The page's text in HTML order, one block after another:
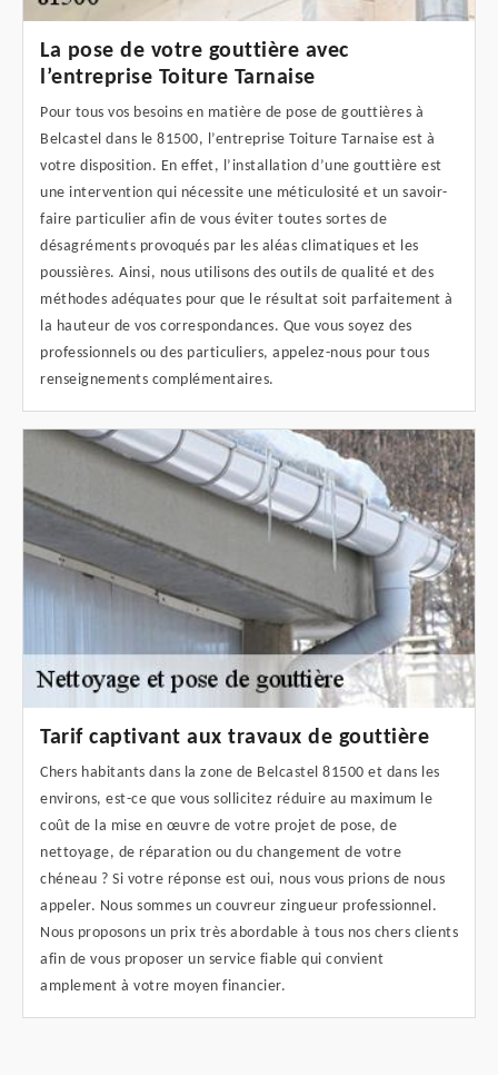
La pose de votre gouttière avec
l’entreprise Toiture Tarnaise
Pour tous vos besoins en matière de pose de gouttières à
Belcastel dans le 81500, l’entreprise Toiture Tarnaise est à
votre disposition. En effet, l’installation d’une gouttière est
une intervention qui nécessite une méticulosité et un savoir-
faire particulier afin de vous éviter toutes sortes de
désagréments provoqués par les aléas climatiques et les
poussières. Ainsi, nous utilisons des outils de qualité et des
méthodes adéquates pour que le résultat soit parfaitement à
la hauteur de vos correspondances. Que vous soyez des
professionnels ou des particuliers, appelez-nous pour tous
renseignements complémentaires.
Tarif captivant aux travaux de gouttière
Chers habitants dans la zone de Belcastel 81500 et dans les
environs, est-ce que vous sollicitez réduire au maximum le
coût de la mise en œuvre de votre projet de pose, de
nettoyage, de réparation ou du changement de votre
chéneau ? Si votre réponse est oui, nous vous prions de nous
appeler. Nous sommes un couvreur zingueur professionnel.
Nous proposons un prix très abordable à tous nos chers clients
afin de vous proposer un service fiable qui convient
amplement à votre moyen financier.